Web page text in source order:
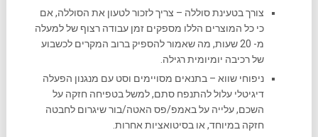
צורך בטעינת סוללה – צריך לזכור לטעון את הסוללה, אם
כי כל המוצרים הללו מספקים זמן עבודה רצוף של למעלה
מ- 20 שעות, מה שאמור להספיק ברוב המקרים לכשבוע
של רכיבה יומיומית רגילה.
ניפוחי שווא – בתנאים מסויימים וסט עם מנגנון הפעלה
דיגיטלי עלול להתנפח סתם, למשל בטפיחה חזקה על
השכם, עלייה על באמפ/פס האטה/בור שיגרום לחבטה
חזקה במיוחד, או בסיטואציות אחרות.